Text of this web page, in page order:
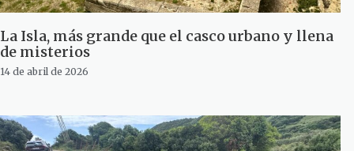
La Isla, más grande que el casco urbano y llena
de misterios
14 de abril de 2026